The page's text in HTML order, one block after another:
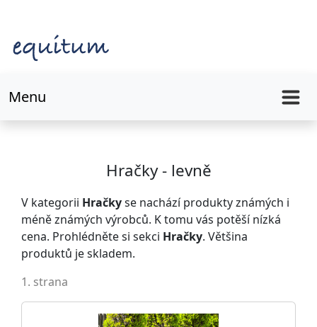
Menu
Hračky - levně
V kategorii Hračkyse nachází produkty známých i
méně známých výrobců. K tomu vás potěší nízká
cena. Prohlédněte si sekci Hračky. Většina
produktů je skladem.
1. strana